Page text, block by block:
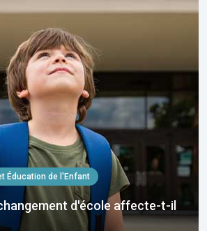
Éducation de l'Enfant
d'école affecte-t-il